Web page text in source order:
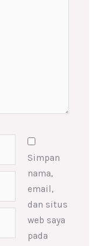
Simpan
nama,
email,
dan situs
web saya
pada